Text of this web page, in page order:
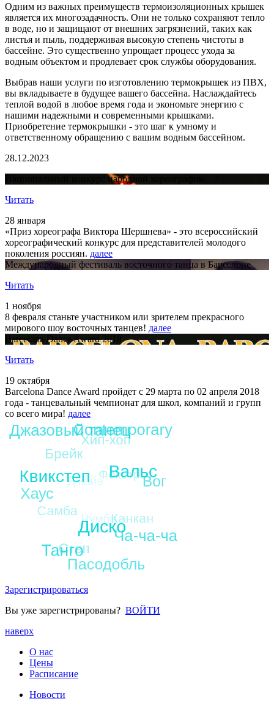
Одним из важных преимуществ термоизоляционных крышек
является их многозадачность. Они не только сохраняют тепло
в воде, но и защищают от внешних загрязнений, таких как
листья и пыль, поддерживая высокую степень чистоты в
бассейне. Это существенно упрощает процесс ухода за
водным объектом и продлевает срок службы оборудования.
Выбрав наши услуги по изготовлению термокрышек из ПВХ,
вы вкладываете в будущее вашего бассейна. Наслаждайтесь
теплой водой в любое время года и экономьте энергию с
нашими надежными и современными крышками.
Приобретение термокрышки - это шаг к умному и
ответственному обращению с вашим водным бассейном.
28.12.2023
Национальный конкурс народной хореографии.
Читать
28 января
«Приз хореографа Виктора Шершнева» - это всероссийский
хореографический конкурс для представителей молодого
поколения россиян. далее
Международный фестиваль восточного танца в Барселоне
Читать
1 ноября
8 февраля станьте участником или зрителем прекрасного
мирового шоу восточных танцев! далее
Barcelona Dance Award 2018
Читать
19 октября
Barcelona Dance Award пройдет с 29 марта по 02 апреля 2018
года - танцевальный чемпионат для школ, компаний и групп
со всего мира! далее
Зарегистрироваться
Вы уже зарегистрированы? ВОЙТИ
наверх
О нас
Цены
Расписание
Новости